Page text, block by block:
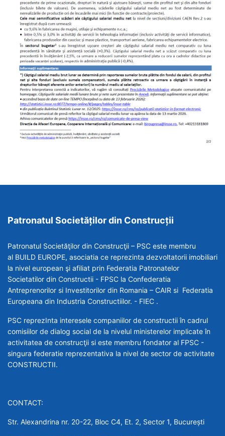
Patronatul Societăților din Construcții
Patronatul Societăţilor din Construcţii – PSC este membru
al BUILD EUROPE, asociatia ce reprezinta dezvoltatorii imobiliari
la nivel european şi afiliat prin Federatia Patronatelor
Societatilor din Constructii - FPSC la Confederatia
Antreprenorilor si Investitorilor din Romania – CAIR si Federatia
Europeana din Industria Constructiilor. - FIEC .
PSC reprezInta interesele companiilor de constructii în cadrul
comisiilor de dialog social de la nivelul ministerelor implicate în
activitatea de construcţii si este membru fondator al FPSC -
singura federatie reprezentativa la nivel de sector de activitate
CONSTRUCTII.
CONTACT:
Str. Alexandrina nr. 20-22, Bloc C4, Et. 2, Sector 1, București